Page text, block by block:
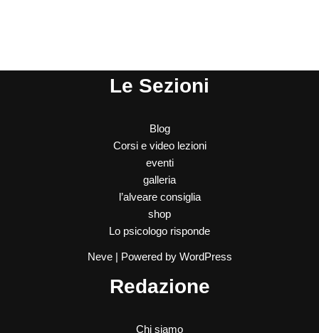
Le Sezioni
Blog
Corsi e video lezioni
eventi
galleria
l’alveare consiglia
shop
Lo psicologo risponde
Neve| Powered by WordPress
Redazione
Chi siamo